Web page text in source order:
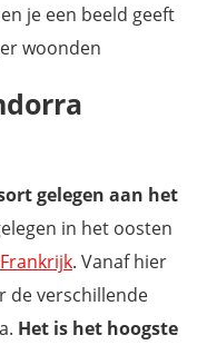
je een beeld geeft
woonden
gelegen aan het
in het oosten
Frankrijk. Vanaf hier
de verschillende
Het is het hoogste